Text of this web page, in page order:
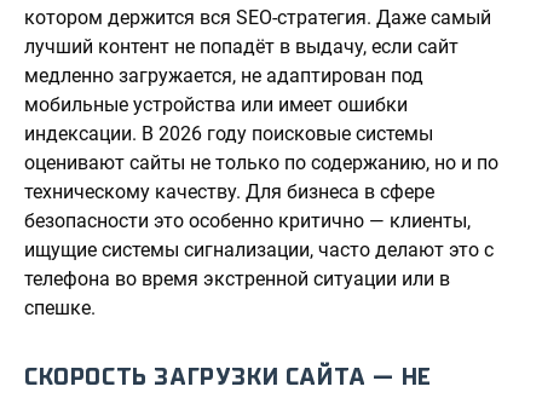
котором держится вся SEO-стратегия. Даже самый
лучший контент не попадёт в выдачу, если сайт
медленно загружается, не адаптирован под
мобильные устройства или имеет ошибки
индексации. В 2026 году поисковые системы
оценивают сайты не только по содержанию, но и по
техническому качеству. Для бизнеса в сфере
безопасности это особенно критично — клиенты,
ищущие системы сигнализации, часто делают это с
телефона во время экстренной ситуации или в
спешке.
СКОРОСТЬ ЗАГРУЗКИ САЙТА — НЕ